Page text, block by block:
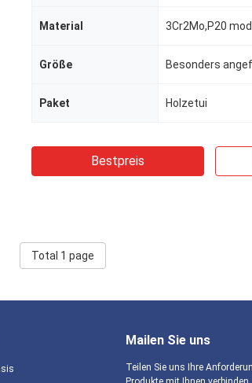
Material 3Cr2Mo,P20
Größe Besonders
Paket Holzetui
Bestpreis
Total 1 page
Mailen Sie uns
Teilen Sie uns Ihre